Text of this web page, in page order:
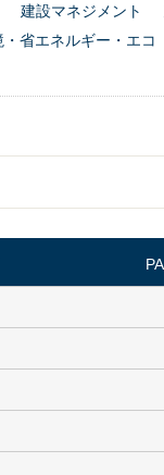
建設マネジメント
・省エネルギー・エコ